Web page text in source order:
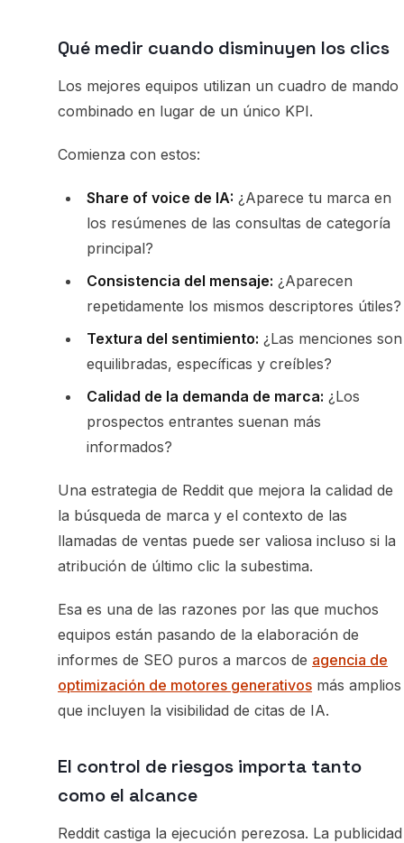
Qué medir cuando disminuyen los clics
Los mejores equipos utilizan un cuadro de mando
combinado en lugar de un único KPI.
Comienza con estos:
Share of voice de IA: ¿Aparece tu marca en
los resúmenes de las consultas de categoría
principal?
Consistencia del mensaje: ¿Aparecen
repetidamente los mismos descriptores útiles?
Textura del sentimiento: ¿Las menciones son
equilibradas, específicas y creíbles?
Calidad de la demanda de marca: ¿Los
prospectos entrantes suenan más
informados?
Una estrategia de Reddit que mejora la calidad de
la búsqueda de marca y el contexto de las
llamadas de ventas puede ser valiosa incluso si la
atribución de último clic la subestima.
Esa es una de las razones por las que muchos
equipos están pasando de la elaboración de
informes de SEO puros a marcos de agencia de
optimización de motores generativos más amplios
que incluyen la visibilidad de citas de IA.
El control de riesgos importa tanto
como el alcance
Reddit castiga la ejecución perezosa. La publicidad